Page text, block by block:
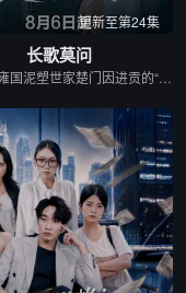
更新至第24集
长歌莫问
千年前，雍国泥塑世家楚门因进贡的“十二生肖”离奇流血炸裂，惨遭满门流放，楚父以死鸣冤。楚家大小姐楚梓鸢带着滔天恨意，在屠刀落地的瞬间，灵魂跨越千年，附身到了与她容貌一模一样的女大学生——楚长歌的身上。命运的齿轮再次转动... &nbsp; &nbsp; &nbsp; &nbsp; &nbsp; &nbsp; &nbsp; &nbsp; &nbsp; &nbsp; &nbsp; &nbsp; &nbsp; &nbsp; &nbsp; &nbsp; &nbsp; &nbsp; &nbsp; &nbsp; &nbsp; &nbsp; &nbsp; &nbsp; &nbsp; &nbsp; &nbsp; &nbsp; &nbsp; &nbsp; &nbsp; &nbsp; &nbsp; &nbsp; &nbsp; 重生后，她惊觉现任男友陈莫问竟与前世仇人南辰面貌如一。面对这张令她切齿又心动的“仇人脸”，楚梓鸢在复仇执念与现实温情间反复横跳，与陈莫问展开了一段亦敌亦友、极限拉扯的宿命羁绊。 &nbsp; &nbsp; &nbsp; &nbsp; &nbsp; &nbsp; &nbsp; &nbsp; &nbsp; &nbsp; &nbsp; &nbsp; &nbsp; &nbsp; &nbsp; &nbsp; &nbsp; &nbsp; &nbsp; &nbsp; &nbsp; &nbsp; &nbsp; &nbsp; &nbsp; &nbsp; &nbsp; &nbsp; &nbsp; &nbsp; &nbsp; &nbsp; &nbsp; &nbsp; &nbsp; 与此同时，围绕楚门遗作“泥塑坐虎”的夺宝大战爆发，各方势力意图夺取其中暗藏的密集《天工开物》。在阴谋环伺的全国泥塑大赛中，面对对手的投毒陷害与技术封锁，楚长歌与陈莫问最终放下成见，携手破局。他们利用硬核化学原理强势拆穿延续千年的“流血”骗局，在惊险的博弈中不仅守护了家族命脉，更揭开了当年背叛背后的深情真相。最终，这份执念化为大爱，楚门非遗技艺在两人的共同守护下，跨越千年焕发出全新生机。